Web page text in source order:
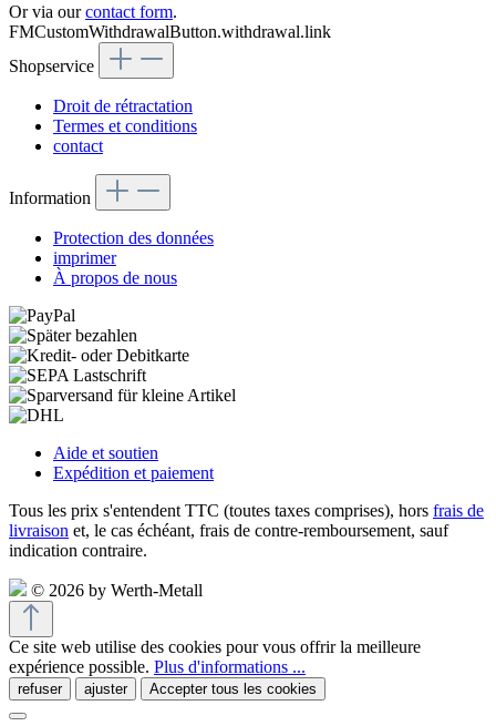
Or via ourcontact form.
FMCustomWithdrawalButton.withdrawal.link
Shopservice
Droit de rétractation
Termes et conditions
contact
Information
Protection des données
imprimer
À propos de nous
Aide et soutien
Expédition et paiement
Tous les prix s'entendent TTC (toutes taxes comprises), hors frais de
livraison et, le cas échéant, frais de contre-remboursement, sauf
indication contraire.
© 2026 by Werth-Metall
Ce site web utilise des cookies pour vous offrir la meilleure
expérience possible. Plus d'informations ...
refuser ajuster Accepter tous les cookies